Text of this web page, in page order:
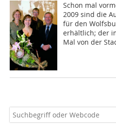
Schon mal
2009 sind die
für den
erhältlich; der
Mal von der